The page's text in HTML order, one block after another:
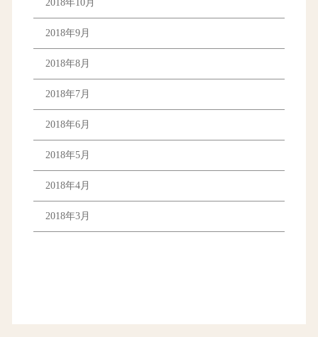
2018年10月
2018年9月
2018年8月
2018年7月
2018年6月
2018年5月
2018年4月
2018年3月